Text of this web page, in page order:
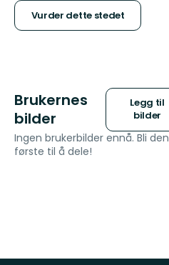
stjerner
Vurder dette stedet
Brukernes
bilder
Legg til
bilder
Ingen brukerbilder ennå. Bli den
første til å dele!